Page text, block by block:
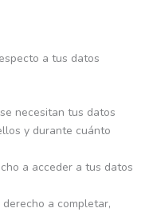
a tus datos
necesitan tus datos
y durante cuánto
a acceder a tus datos
a completar,